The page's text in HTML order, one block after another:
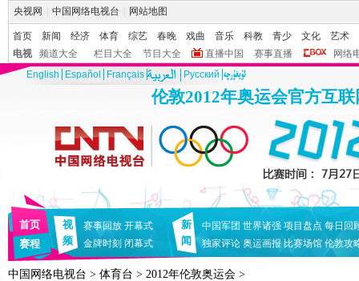
央视网 中国网络电视台 网站地图
首页 新闻 经济 体育 综艺 春晚 戏曲 音乐 科教 青少 文化
艺术
电视
频道大全 栏目大全 节目大全 直播中国 赛事直播
网络
English
Español Français Pусский
伦敦2012年奥运会官方互
首页
赛程
视
频
赛事回放 开幕式
金牌时刻 闭幕式
新
闻
中国军团 世界诸强 项目盘点 每日回
独家评论 奥运画报 比赛场馆 伦敦攻
中国网络电视台 > 体育台 > 2012年伦敦奥运会 >